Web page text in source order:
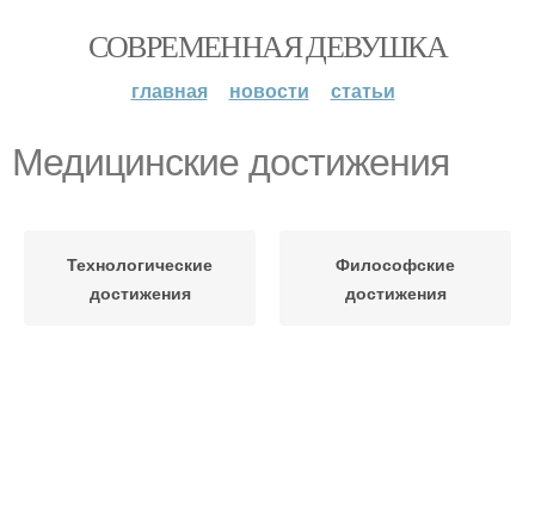
СОВРЕМЕННАЯ ДЕВУШКА
главная новости статьи
Медицинские достижения
Технологические
достижения
Философские
достижения